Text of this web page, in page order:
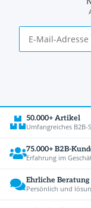
50.000+ Artikel
Umfangreiches
75.000+ B2B-
Erfahrung im
Ehrliche Beratung
Persönlich und